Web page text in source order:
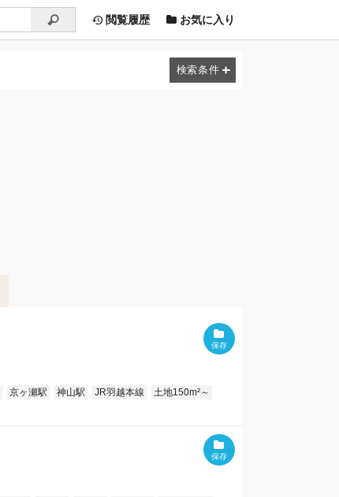
閲覧履歴 お気に入り
京ヶ瀬駅 神山駅 JR羽越本線
土地150m²～